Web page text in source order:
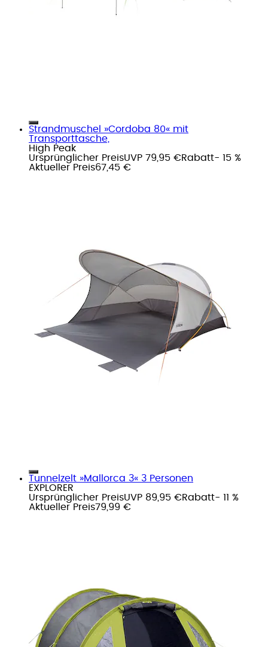
Strandmuschel »Cordoba 80« mit
Transporttasche,
High Peak
Ursprünglicher PreisUVP 79,95 €Rabatt- 15 %
Aktueller Preis67,45 €
Tunnelzelt »Mallorca 3« 3 Personen
EXPLORER
Ursprünglicher PreisUVP 89,95 €Rabatt- 11 %
Aktueller Preis79,99 €